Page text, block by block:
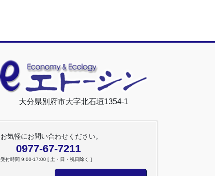
大分県別府市大字北石垣1354-1
お気軽にお問い合わせください。
0977-67-7211
受付時間 9:00-17:00 [ 土・日・祝日除く ]